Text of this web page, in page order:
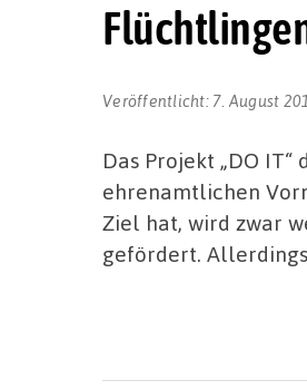
Veröffentlicht: 7. August
Das Projekt „DO
ehrenamtlichen
Ziel hat, wird zwar
gefördert.